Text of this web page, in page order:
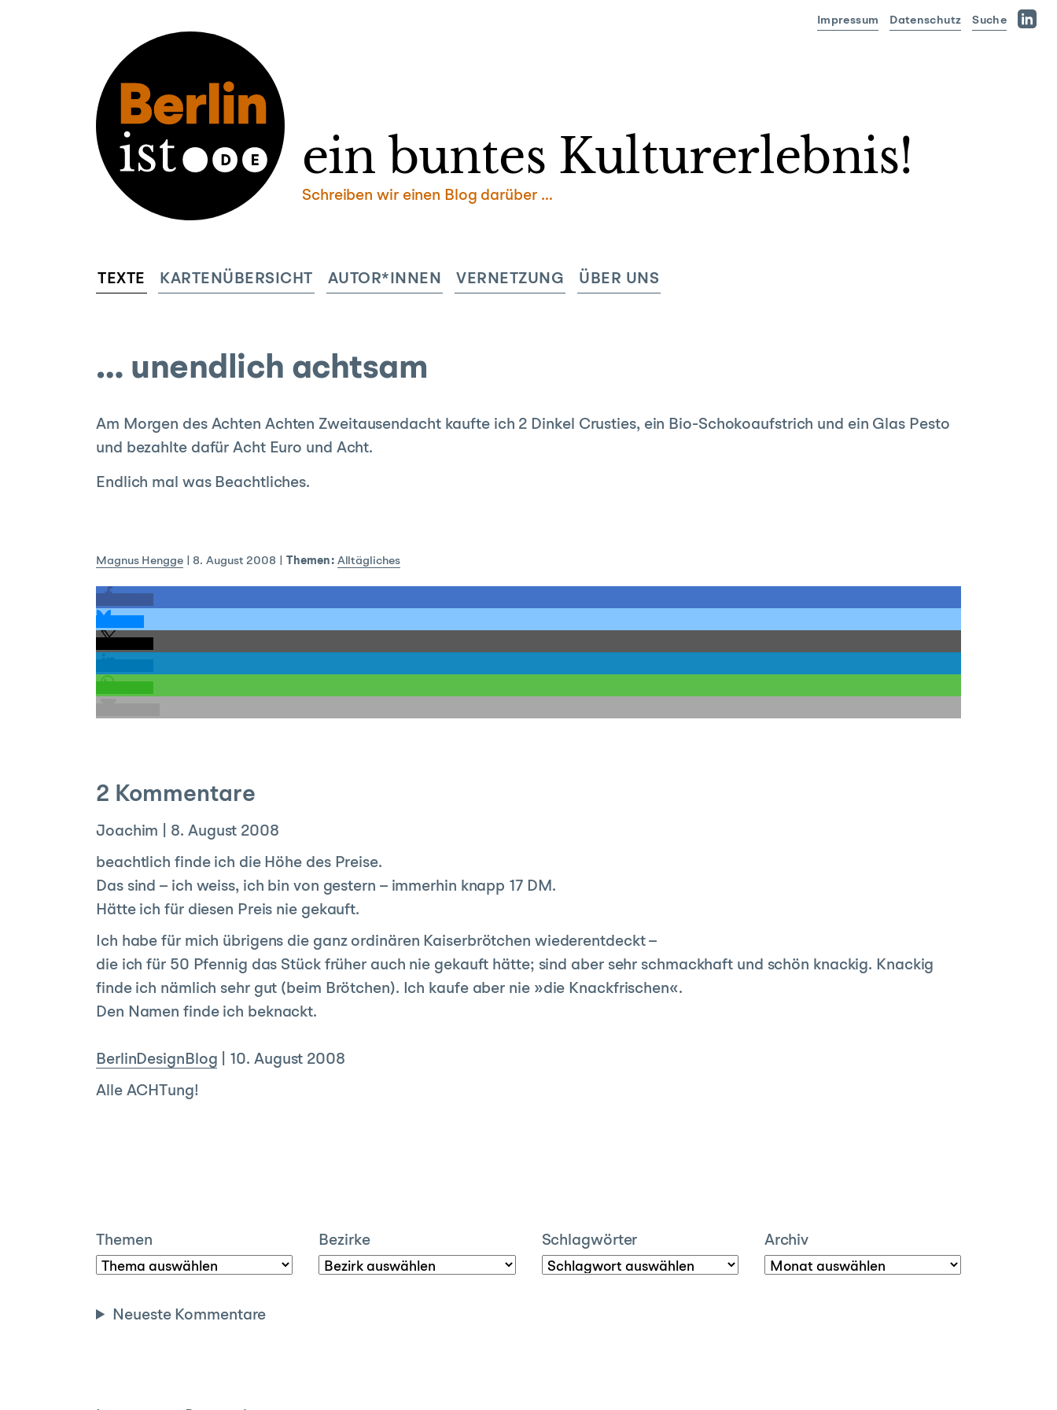
ein buntes Kulturerlebnis!
Schreiben wir einen Blog darüber …
TEXTE KARTENÜBERSICHT AUTOR*INNEN VERNETZUNG ÜBER UNS
Impressum Datenschutz
Suche
… unendlich achtsam
Am Morgen des Achten Achten Zweitausendacht kaufte ich 2 Dinkel Crusties, ein Bio-Schokoaufstrich und ein Glas Pesto
und bezahlte dafür Acht Euro und Acht.
Endlich mal was Beachtliches.
Magnus Hengge| 8. August 2008 Themen: Alltägliches
2 Kommentare
Joachim
8. August 2008
beachtlich finde ich die Höhe des Preise.
Das sind – ich weiss, ich bin von gestern – immerhin knapp 17 DM.
Hätte ich für diesen Preis nie gekauft.
Ich habe für mich übrigens die ganz ordinären Kaiserbrötchen wiederentdeckt –
die ich für 50 Pfennig das Stück früher auch nie gekauft hätte; sind aber sehr schmackhaft und schön knackig. Knackig
finde ich nämlich sehr gut (beim Brötchen). Ich kaufe aber nie »die Knackfrischen«.
Den Namen finde ich beknackt.
BerlinDesignBlog
10. August 2008
Alle ACHTung!
Themen Bezirke Schlagwörter Archiv
Neueste Kommentare